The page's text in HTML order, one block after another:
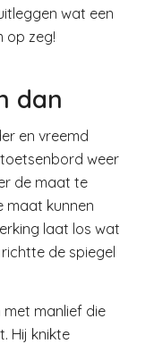
wat een
op zeg!
dan
en vreemd
weer
de maat te
maat kunnen
laat los wat
de spiegel
manlief die
Hij knikte